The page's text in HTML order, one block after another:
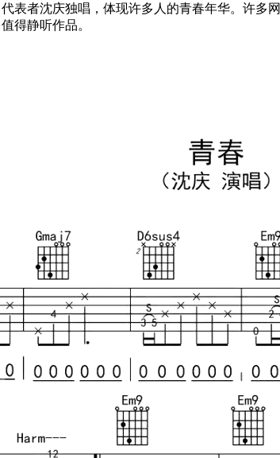
表者沈庆独唱，体现许多人的青春年华。许
得静听作品。